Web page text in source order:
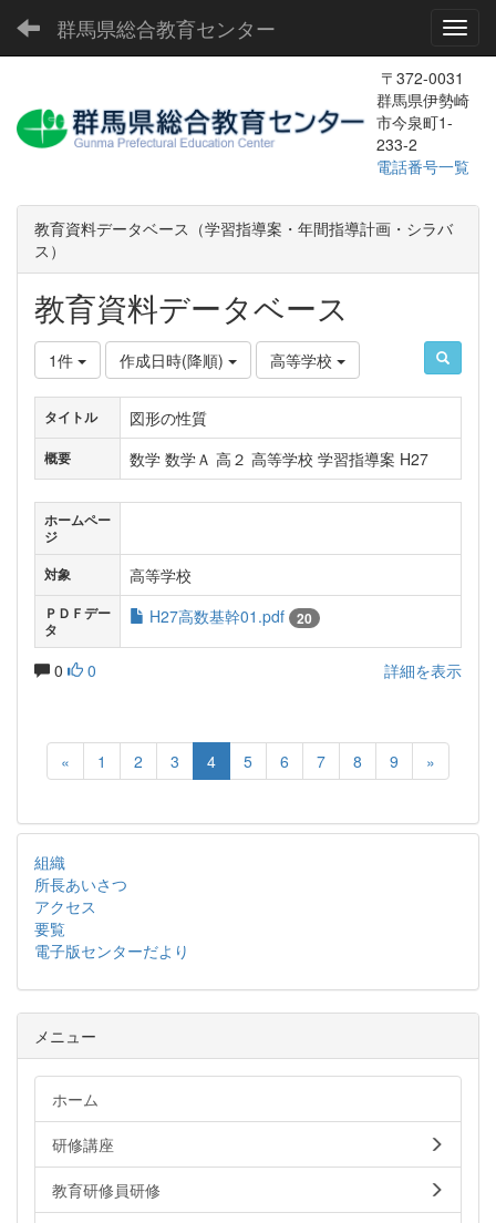
群馬県総合教育センター
〒372-0031
群馬県伊勢崎
市今泉町1-
233-2
電話番号一覧
教育資料データベース（学習指導案・年間指導計画・シラバ
ス）
教育資料データベース
1件 作成日時(降順) 高等学校
タイトル 図形の性質
概要 数学 数学Ａ 高２ 高等学校 学習指導案 H27
ホームペー
ジ
対象
高等学校
ＰＤＦデー
タ
H27高数基幹01.pdf 20
0 0 詳細を表示
« 1 2 3 4 5 6 7 8 9 »
組織
所長あいさつ
アクセス
要覧
電子版センターだより
メニュー
ホーム
研修講座
教育研修員研修